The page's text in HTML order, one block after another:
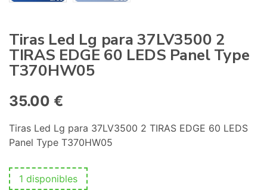
Tiras Led Lg para 37LV3500 2
TIRAS EDGE 60 LEDS Panel Type
T370HW05
35.00 €
Tiras Led Lg para 37LV3500 2 TIRAS EDGE 60 LEDS
Panel Type T370HW05
1 disponibles